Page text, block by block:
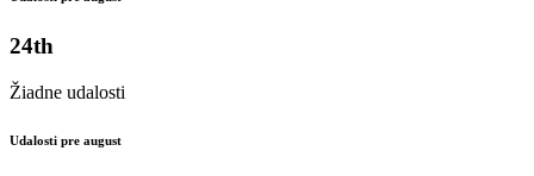
24th
Žiadne udalosti
Udalosti pre august